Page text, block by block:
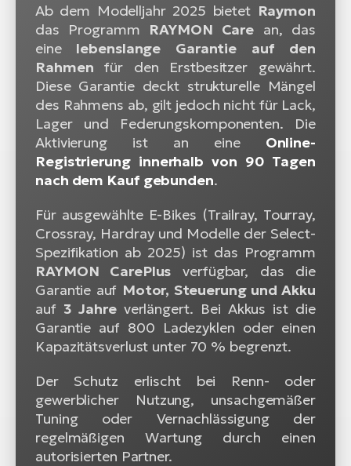
Ab dem Modelljahr 2025 bietet Raymon
das Programm RAYMON Care an, das
einelebenslange Garantie auf den
Rahmen für den Erstbesitzer gewährt.
Diese Garantie deckt strukturelle Mängel
des Rahmens ab, gilt jedoch nicht für Lack,
Lager und Federungskomponenten. Die
Aktivierung ist an eine Online-
Registrierung innerhalb von 90 Tagen
nach dem Kauf gebunden.
Für ausgewählte E-Bikes (Trailray, Tourray,
Crossray, Hardray und Modelle der Select-
Spezifikation ab 2025) ist das Programm
RAYMON CarePlus verfügbar, das die
Garantie auf Motor, Steuerung und Akku
auf 3 Jahreverlängert. Bei Akkus ist die
Garantie auf 800 Ladezyklen oder einen
Kapazitätsverlust unter 70 % begrenzt.
Der Schutz erlischt bei Renn- oder
gewerblicher Nutzung, unsachgemäßer
Tuning oder Vernachlässigung der
regelmäßigen Wartung durch einen
autorisierten Partner.